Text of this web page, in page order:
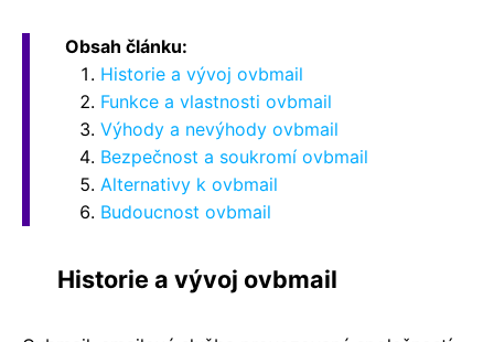
Obsah článku:
Historie a vývoj ovbmail
Funkce a vlastnosti ovbmail
Výhody a nevýhody ovbmail
Bezpečnost a soukromí ovbmail
Alternativy k ovbmail
Budoucnost ovbmail
Historie a vývoj ovbmail